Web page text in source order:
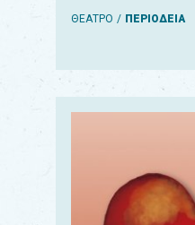
ΘΕΑΤΡΟ ΠΕΡΙΟΔΕΙΑ